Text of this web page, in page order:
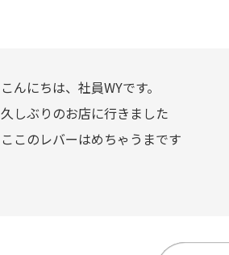
こんにちは、社員WYです。
久しぶりのお店に行きました
ここのレバーはめちゃうまです